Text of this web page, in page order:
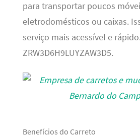
para transportar poucos
eletrodomésticos ou caixas.
serviço mais acessível e
ZRW3D6H9LUYZAW3D5.
Benefícios do Carreto